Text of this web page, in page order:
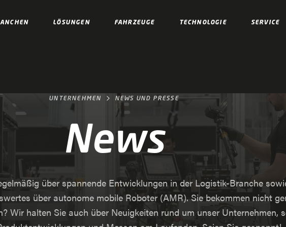
LÖSUNGEN FAHRZEUGE TECHNOLOGIE SERVICE
UNTERNEHMEN NEWS UND PRESSE
News
über spannende Entwicklungen in der Logistik-Branche
über autonome mobile Roboter (AMR). Sie bekommen nicht
Wir halten Sie auch über Neuigkeiten rund um unser Unternehmen,